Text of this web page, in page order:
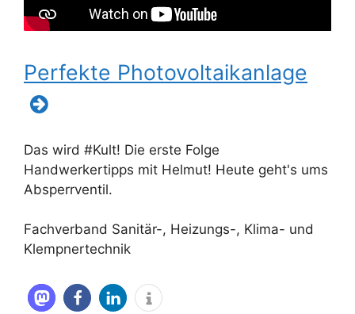
Perfekte Photovoltaikanlage
Das wird #Kult! Die erste Folge
Handwerkertipps mit Helmut! Heute geht's ums
Absperrventil.
Fachverband Sanitär-, Heizungs-, Klima- und
Klempnertechnik